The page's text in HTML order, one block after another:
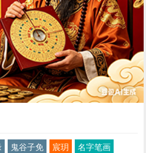
鬼谷子免 宸玥
名字笔画